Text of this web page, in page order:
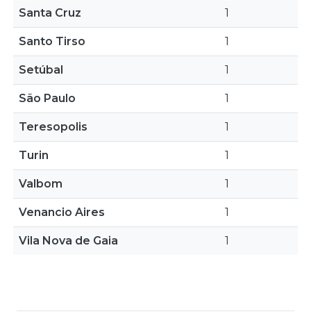
Santa Cruz 1
Santo Tirso 1
Setúbal 1
São Paulo 1
Teresopolis 1
Turin 1
Valbom 1
Venancio Aires 1
Vila Nova de Gaia 1